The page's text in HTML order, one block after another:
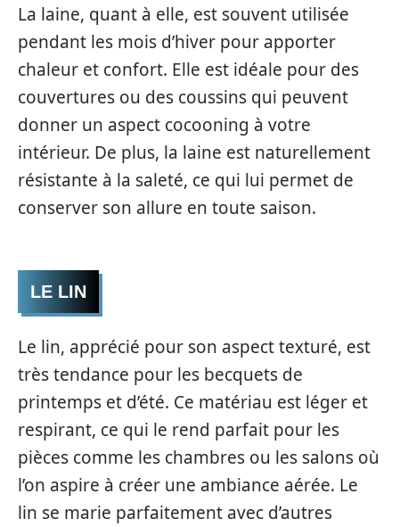
La laine, quant à elle, est souvent utilisée
pendant les mois d’hiver pour apporter
chaleur et confort. Elle est idéale pour des
couvertures ou des coussins qui peuvent
donner un aspect cocooning à votre
intérieur. De plus, la laine est naturellement
résistante à la saleté, ce qui lui permet de
conserver son allure en toute saison.
LE LIN
Le lin, apprécié pour son aspect texturé, est
très tendance pour les becquets de
printemps et d’été. Ce matériau est léger et
respirant, ce qui le rend parfait pour les
pièces comme les chambres ou les salons où
l’on aspire à créer une ambiance aérée. Le
lin se marie parfaitement avec d’autres